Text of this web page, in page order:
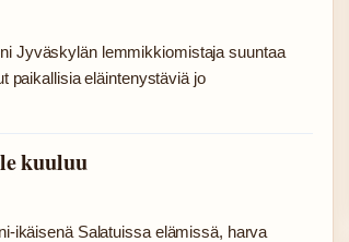
Jyväskylän lemmikkiomistaja suuntaa
paikallisia eläintenystäviä jo
kuuluu
ikäisenä Salatuissa elämissä, harva